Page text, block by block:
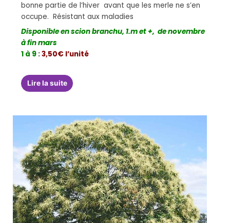
bonne partie de l’hiver avant que les merle ne s’en
occupe. Résistant aux maladies
Disponible en scion branchu, 1.m et +, de novembre
à fin mars
1 à 9 :3,50€ l’unité
Lire la suite